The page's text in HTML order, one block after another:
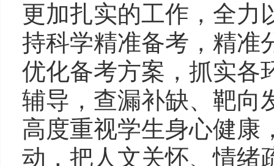
更加扎实的工作，全力
持科学精准备考，精准
优化备考方案，抓实各
辅导，查漏补缺、靶向
高度重视学生身心健康
动，把人文关怀、情绪